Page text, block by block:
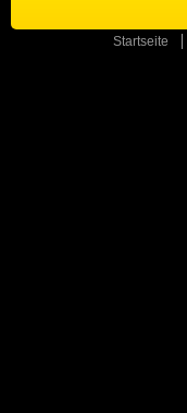
Startseite